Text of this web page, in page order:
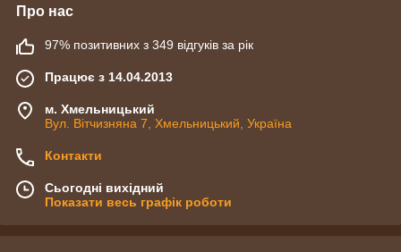
Про нас
97% позитивних з 349 відгуків за рік
Працює з 14.04.2013
м. Хмельницький
Вул. Вітчизняна 7, Хмельницький, Україна
Контакти
Сьогодні вихідний
Показати весь графік роботи